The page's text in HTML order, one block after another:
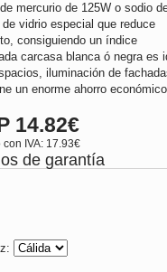
mercurio de 125W o sodio
vidrio especial que reduce
consiguiendo un índice
carcasa blanca ó negra es
iluminación de
un enorme ahorro
14.82€
con IVA: 17.93€
de garantía